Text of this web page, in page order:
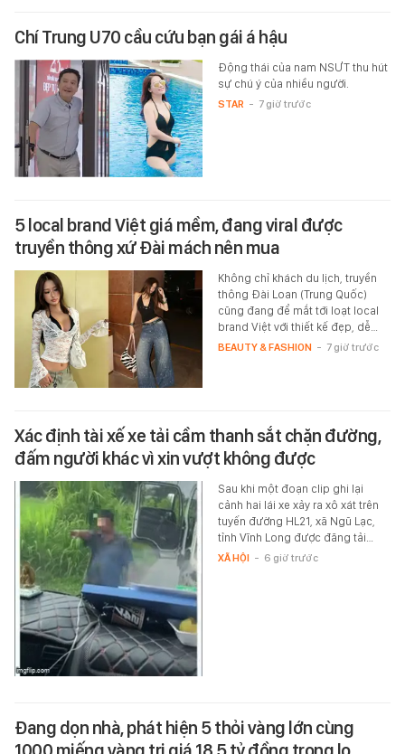
Chí Trung U70 cầu cứu bạn gái á hậu
Động thái của nam NSƯT thu hút
sự chú ý của nhiều người.
STAR - 7 giờ trước
5 local brand Việt giá mềm, đang viral được
truyền thông xứ Đài mách nên mua
Không chỉ khách du lịch, truyền
thông Đài Loan (Trung Quốc)
cũng đang để mắt tới loạt local
brand Việt với thiết kế đẹp, dễ…
BEAUTY & FASHION - 7 giờ trước
Xác định tài xế xe tải cầm thanh sắt chặn đường,
đấm người khác vì xin vượt không được
Sau khi một đoạn clip ghi lại
cảnh hai lái xe xảy ra xô xát trên
tuyến đường HL21, xã Ngũ Lạc,
tỉnh Vĩnh Long được đăng tải…
XÃ HỘI - 6 giờ trước
Đang dọn nhà, phát hiện 5 thỏi vàng lớn cùng